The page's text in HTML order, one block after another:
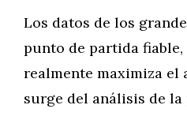
Los datos de los
punto de partida
realmente maximiza el
surge del análisis de